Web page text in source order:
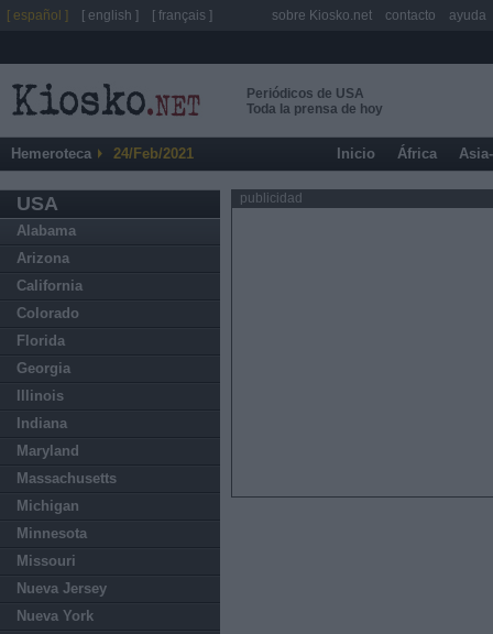
Periódicos de USA
Toda la prensa de hoy
Hemeroteca 24/Feb/2021 Inicio África
USA
Alabama
Arizona
California
Colorado
Florida
Georgia
Illinois
Indiana
Maryland
Massachusetts
Michigan
Minnesota
Missouri
Nueva Jersey
Nueva York
publicidad
[ español ] [ english ] [ français ] sobre Kiosko.net contacto ayuda